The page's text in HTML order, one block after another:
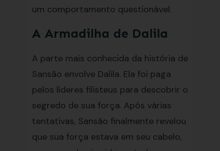
um comportamento questionável.
A Armadilha de Dalila
A parte mais conhecida da história de
Sansão envolve Dalila. Ela foi paga
pelos líderes filisteus para descobrir o
segredo de sua força. Após várias
tentativas, Sansão finalmente revelou
que sua força estava em seu cabelo,